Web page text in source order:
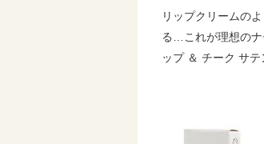
リップクリームの
る…これが理想の
ップ ＆ チーク サ